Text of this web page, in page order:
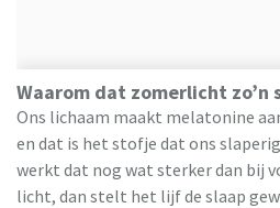
Waarom dat zomerlicht zo’n
Ons lichaam maakt melatonine
en dat is het stofje dat ons
werkt dat nog wat sterker dan bij
licht, dan stelt het lijf de slaap